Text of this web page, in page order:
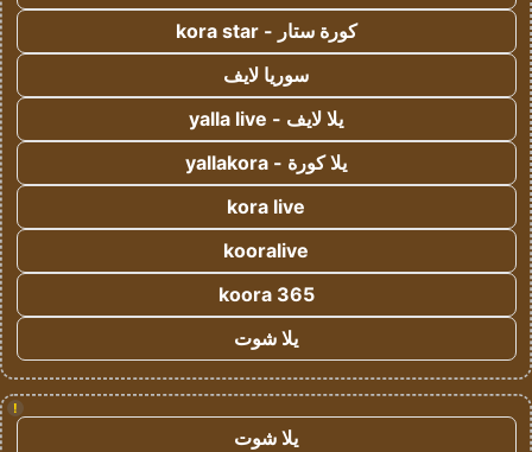
كورة ستار - kora star
سوريا لايف
يلا لايف - yalla live
يلا كورة - yallakora
kora live
kooralive
koora 365
يلا شوت
!
يلا شوت